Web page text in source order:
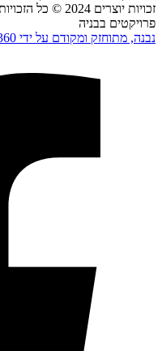
זכויות יוצרים
פרויקטים בבניה
נבנה, מתוחזק ומקודם על ידי Clickin360